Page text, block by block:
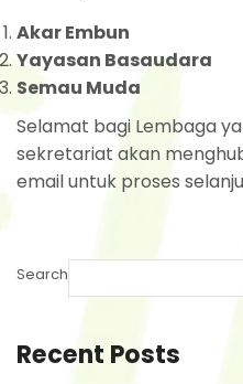
Akar Embun
Yayasan Basaudara
Semau Muda
Selamat bagi Lembaga
sekretariat akan
email untuk proses
Search
Recent Posts